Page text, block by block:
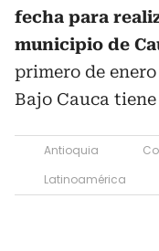
fecha para
municipio de
primero de
Bajo Cauca
Antioquia
Latinoamérica